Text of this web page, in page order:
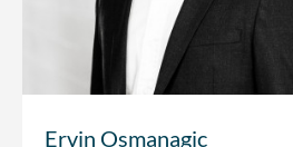
Ervin Osmanagic